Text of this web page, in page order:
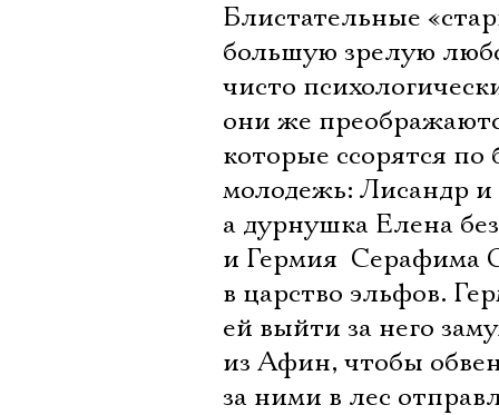
Блистательные
большую зрелую
чисто
они же
которые ссорятся
молодежь: Лисандр
а дурнушка Елена
и Гермия  Серафима
в царство эльфов.
ей выйти за него
из Афин, чтобы
за ними в лес